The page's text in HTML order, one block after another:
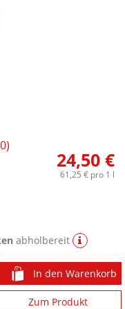
0
24,50 €
61,25 €pro 1 l
abholbereit
In den Warenkorb
Zum Produkt